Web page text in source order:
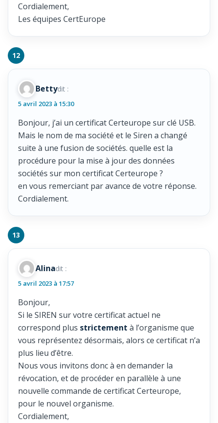
Cordialement,
Les équipes CertEurope
Bettydit :
5 avril 2023 à 15:30
Bonjour, j’ai un certificat Certeurope sur clé USB.
Mais le nom de ma société et le Siren a changé
suite à une fusion de sociétés. quelle est la
procédure pour la mise à jour des données
sociétés sur mon certificat Certeurope ?
en vous remerciant par avance de votre réponse.
Cordialement.
Alinadit :
5 avril 2023 à 17:57
Bonjour,
Si le SIREN sur votre certificat actuel ne
correspond plus strictement à l’organisme que
vous représentez désormais, alors ce certificat n’a
plus lieu d’être.
Nous vous invitons donc à en demander la
révocation, et de procéder en parallèle à une
nouvelle commande de certificat Certeurope,
pour le nouvel organisme.
Cordialement,